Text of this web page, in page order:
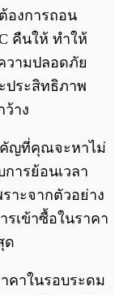
องการถอน
คืนให้ ทำให้
วามปลอดภัย
ประสิทธิภาพ
ว้าง
คัญที่คุณจะหาไม่
ารย้อนเวลา
าะจากตัวอย่าง
เข้าซื้อในราคา
ด
คาในรอบระดม